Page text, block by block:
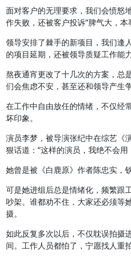
面对客户的无理要求，我们会愤怒
作失败，还被客户投诉“脾气大，本
领导安排了棘手的新项目，我们逢
的项目延期，还被领导质疑工作能
熬夜通宵更改了十几次的方案，总
们会焦虑不安，甚至还和领导产生争
在工作中自由放任的情绪，不仅经
坏印象。
演员李梦，被导演张纪中在综艺《
狠话道：“这样的演员，我绝不会用
她曾是被《白鹿原》作者陈忠实，
可是她进组后总是情绪化，频繁跟
吵架。谁都劝不住，大家还必须等
摄。
如此反复多次以后，不仅耽误拍摄
间。工作人员都怕了，宁愿找人重